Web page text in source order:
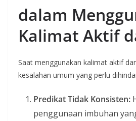
dalam
Kalimat Aktif
Saat menggunakan kalimat aktif
kesalahan umum yang perlu
Predikat Tidak Konsisten:
penggunaan imbuhan